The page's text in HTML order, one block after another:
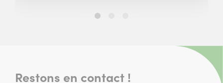
Slide
Restons en contact !